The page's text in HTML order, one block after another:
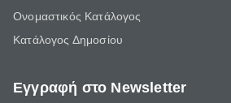
Ονομαστικός Κατάλογος
Κατάλογος Δημοσίου
Εγγραφή στο Newsletter